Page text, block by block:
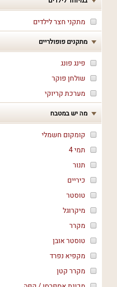
מתקני חצר לילדים
מתקנים פופולריים
פינג פונג
שולחן פוקר
מערכת קריוקי
מה יש במטבח
קומקום חשמלי
תמי 4
תנור
כיריים
טוסטר
מיקרוגל
מקרר
טוסטר אובן
מקפיא נפרד
מקרר קטן